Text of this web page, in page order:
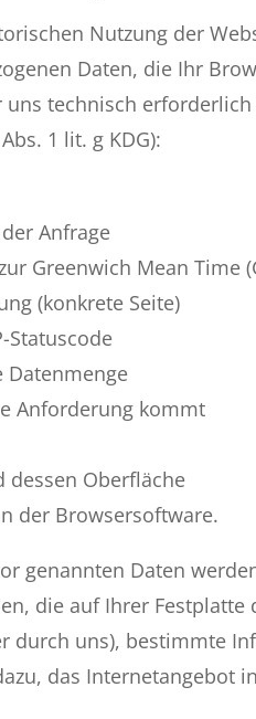
Nutzung der
Daten, die Ihr
technisch
1 lit. g KDG):
Anfrage
Greenwich Mean Time
(konkrete Seite)
Statuscode
Datenmenge
Anforderung kommt
dessen Oberfläche
der Browsersoftware.
genannten Daten
die auf Ihrer
durch uns), bestimmte
das Internetangebot